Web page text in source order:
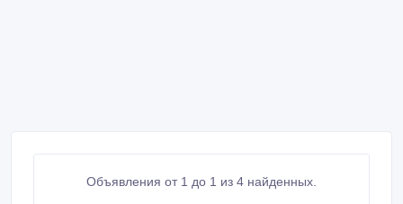
Объявления от 1 до 1 из 4 найденных.